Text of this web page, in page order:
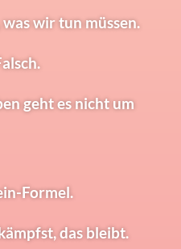
wir tun müssen.
geht es nicht um
Formel.
das bleibt.